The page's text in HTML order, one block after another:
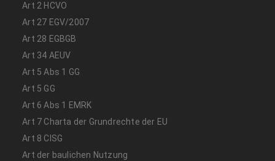
Art 2 HCVO
Art 27 EGV/2007
Art 28 EGBGB
Art 34 AEUV
Art 5 Abs 1 GG
Art 5 GG
Art 6 Abs 1 EMRK
Art 7 Charta der Grundrechte der EU
Art 8 CISG
Art der baulichen Nutzung